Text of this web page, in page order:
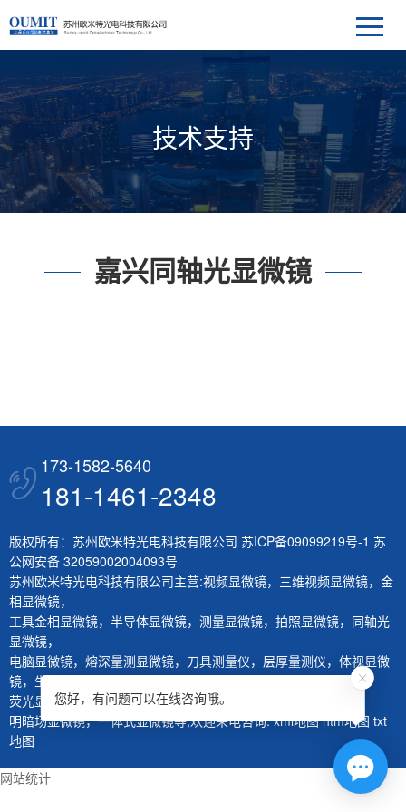
技术支持
嘉兴同轴光显微镜
173-1582-5640
181-1461-2348
版权所有：苏州欧米特光电科技有限公司 苏ICP备09099219号-1 苏
公网安备 32059002004093号
苏州欧米特光电科技有限公司主营:视频显微镜， 三维视频显微镜， 金
相显微镜，
工具金相显微镜， 半导体显微镜， 测量显微镜， 拍照显微镜， 同轴光
显微镜，
电脑显微镜， 熔深量测显微镜， 刀具测量仪， 层厚量测仪， 体视显微
镜， 生物显微镜，
荧光显微镜， 红外显微镜，微分干涉显微镜
明暗场显微镜，一体式显微镜等,欢迎来电咨询.xml地图 htm地图 txt
地图
网站统计
您好，有问题可以在线咨询哦。